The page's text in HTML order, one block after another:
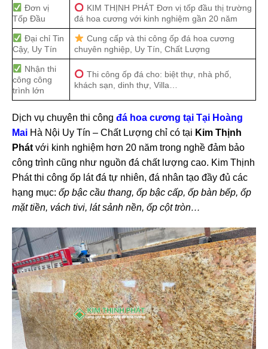
Đơn vị
Tốp Đầu
KIM THỊNH PHÁT Đơn vị tốp đầu thị trường
đá hoa cương với kinh nghiệm gần 20 năm
Đại chỉ Tin
Cậy, Uy Tín
Cung cấp và thi công ốp đá hoa cương
chuyên nghiệp, Uy Tín, Chất Lượng
Nhận thi
công công
trình lớn
Thi công ốp đá cho: biệt thự, nhà phố,
khách sạn, dinh thự, Villa…
Dịch vụ chuyên thi công đá hoa cương tại Tại Hoàng
Mai Hà Nội Uy Tín – Chất Lượng chỉ có tại Kim Thịnh
Phát với kinh nghiệm hơn 20 năm trong nghề đảm bảo
công trình cũng như nguồn đá chất lượng cao. Kim Thịnh
Phát thi công ốp lát đá tự nhiên, đá nhân tạo đầy đủ các
hạng mục: ốp bậc cầu thang, ốp bậc cấp, ốp bàn bếp, ốp
mặt tiền, vách tivi, lát sảnh nền, ốp cột tròn…